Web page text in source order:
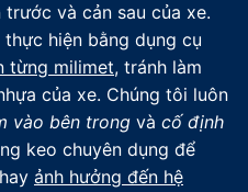
trước và cản sau của xe.
hiện bằng dụng cụ
từng milimet, tránh làm
của xe. Chúng tôi luôn
vào bên trong và cố định
keo chuyên dụng để
hay ảnh hưởng đến hệ